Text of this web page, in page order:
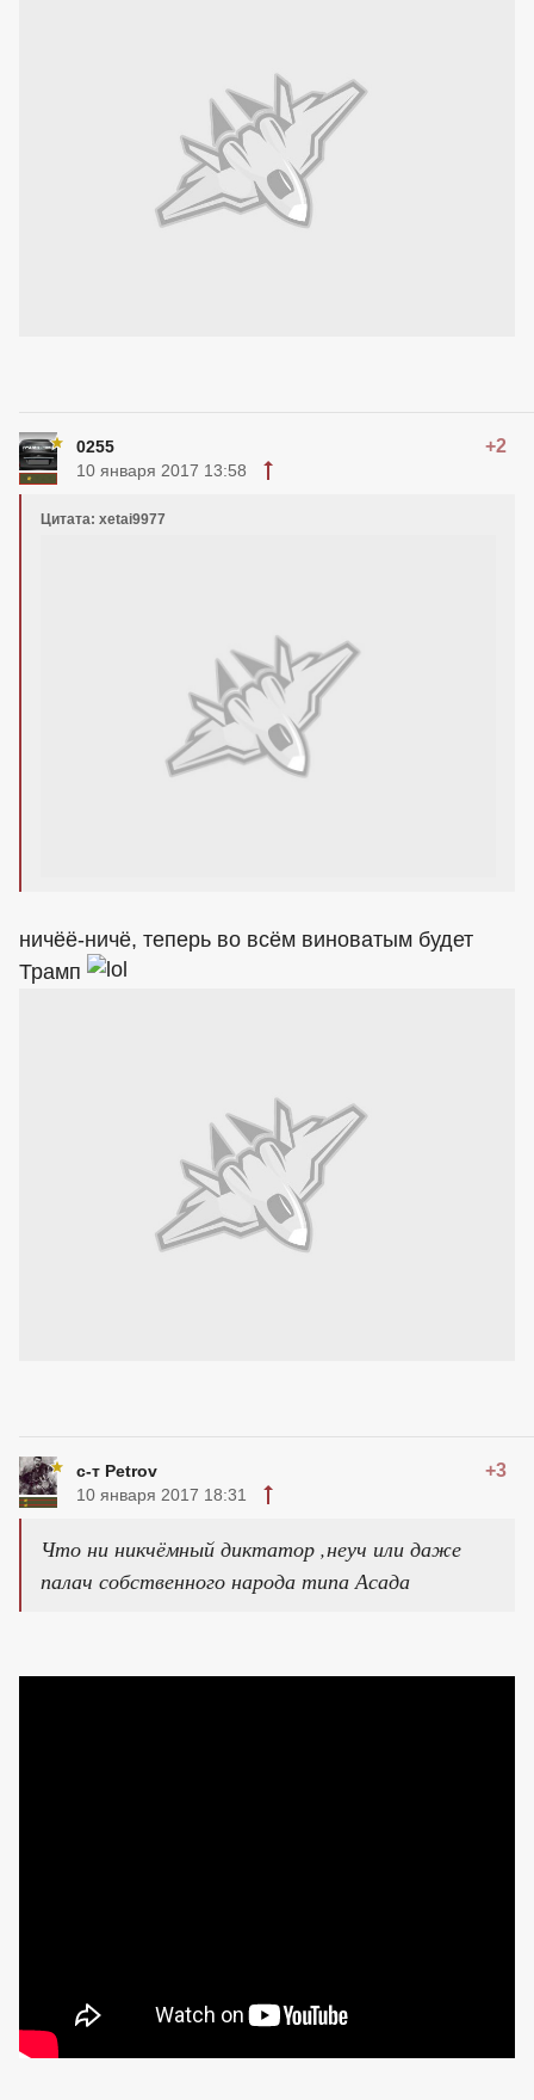
0255 +2
10 января 2017 13:58
Цитата: xetai9977
ничёё-ничё, теперь во всём виноватым будет
Трамп
с-т Petrov +3
10 января 2017 18:31
Что ни никчёмный диктатор ,неуч или даже
палач собственного народа типа Асада